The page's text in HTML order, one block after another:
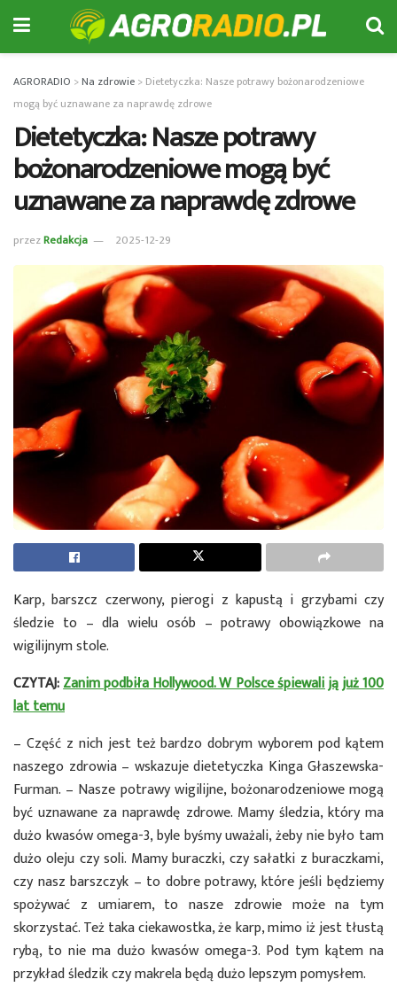
AGRORADIO >Na zdrowie > Dietetyczka: Nasze potrawy bożonarodzeniowe
mogą być uznawane za naprawdę zdrowe
Dietetyczka: Nasze potrawy
bożonarodzeniowe mogą być
uznawane za naprawdę zdrowe
przezRedakcja 2025-12-29
Karp, barszcz czerwony, pierogi z kapustą i grzybami czy
śledzie to – dla wielu osób – potrawy obowiązkowe na
wigilijnym stole.
CZYTAJ:Zanim podbiła Hollywood. W Polsce śpiewali ją już 100
lat temu
– Część z nich jest też bardzo dobrym wyborem pod kątem
naszego zdrowia – wskazuje dietetyczka Kinga Głaszewska-
Furman. – Nasze potrawy wigilijne, bożonarodzeniowe mogą
być uznawane za naprawdę zdrowe. Mamy śledzia, który ma
dużo kwasów omega-3, byle byśmy uważali, żeby nie było tam
dużo oleju czy soli. Mamy buraczki, czy sałatki z buraczkami,
czy nasz barszczyk – to dobre potrawy, które jeśli będziemy
spożywać z umiarem, to nasze zdrowie może na tym
skorzystać. Też taka ciekawostka, że karp, mimo iż jest tłustą
rybą, to nie ma dużo kwasów omega-3. Pod tym kątem na
przykład śledzik czy makrela będą dużo lepszym pomysłem.